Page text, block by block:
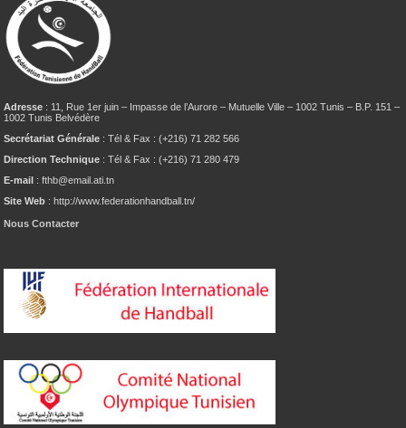
Adresse : 11, Rue 1er juin – Impasse de l’Aurore – Mutuelle Ville – 1002 Tunis – B.P. 151 –
1002 Tunis Belvédère
Secrétariat Générale : Tél & Fax : (+216) 71 282 566
Direction Technique : Tél & Fax : (+216) 71 280 479
E-mail : fthb@email.ati.tn
Site Web : http://www.federationhandball.tn/
Nous Contacter